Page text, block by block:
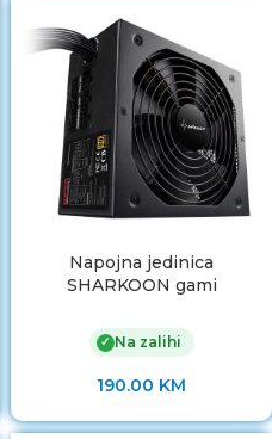
Napojna jedinica
SHARKOON gami
✓ Na zalihi
190.00 KM